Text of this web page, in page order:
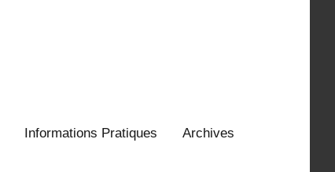
Informations Pratiques Archives